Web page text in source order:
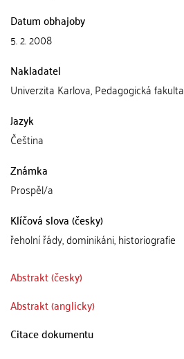
Datum obhajoby
5. 2. 2008
Nakladatel
Univerzita Karlova, Pedagogická fakulta
Jazyk
Čeština
Známka
Prospěl/a
Klíčová slova (česky)
řeholní řády, dominikáni, historiografie
Abstrakt (česky)
Abstrakt (anglicky)
Citace dokumentu